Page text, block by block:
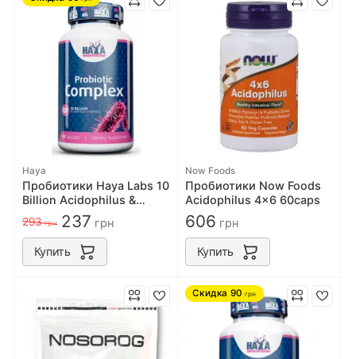
Haya
Пробиотики Haya Labs 10
Billion Acidophilus &
Bifidus Probiotic Complex
- 30 капс
293грн 237 грн
Купить
Now Foods
Пробиотики Now Foods
Acidophilus 4x6 60caps
606 грн
Купить
Скидка 90 грн